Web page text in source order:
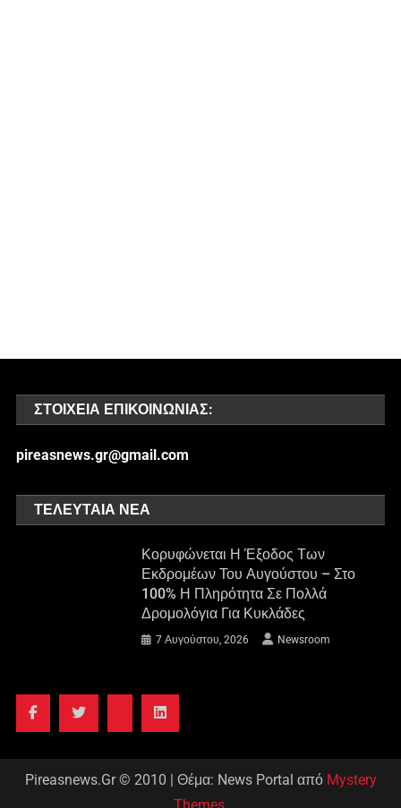
ΣΤΟΙΧΕΊΑ ΕΠΙΚΟΙΝΩΝΊΑΣ:
pireasnews.gr@gmail.com
ΤΕΛΕΥΤΑΊΑ ΝΈΑ
Κορυφώνεται Η Έξοδος Των
Εκδρομέων Του Αυγούστου – Στο
100% Η Πληρότητα Σε Πολλά
Δρομολόγια Για Κυκλάδες
7 Αυγούστου, 2026 Newsroom
Pireasnews.Gr © 2010 Θέμα: News Portal από Mystery